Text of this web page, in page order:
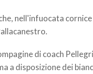
nell'infuocata
di coach
a disposizione dei